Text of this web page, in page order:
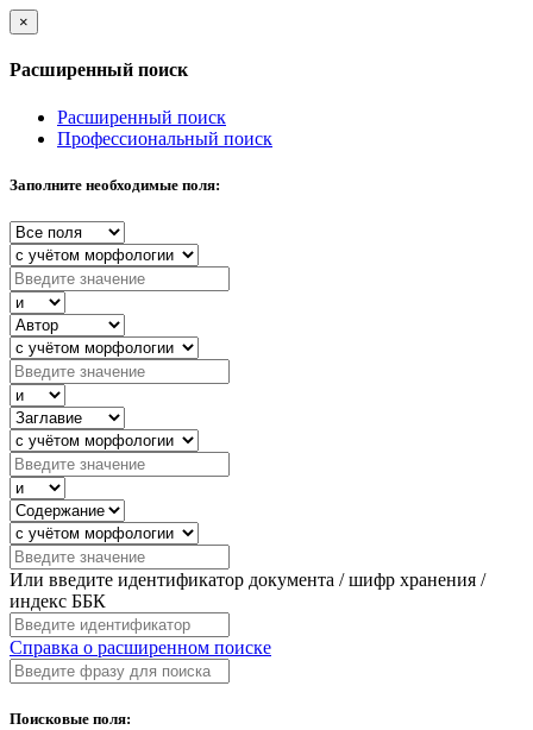
×
Расширенный поиск
Расширенный поиск
Профессиональный поиск
Заполните необходимые поля:
Или введите идентификатор документа / шифр хранения /
индекс ББК
Справка о расширенном поиске
Поисковые поля: